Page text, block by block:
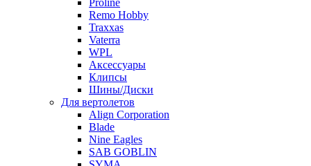
Proline
Remo Hobby
Traxxas
Vaterra
WPL
Аксессуары
Клипсы
Шины/Диски
Для вертолетов
Align Corporation
Blade
Nine Eagles
SAB GOBLIN